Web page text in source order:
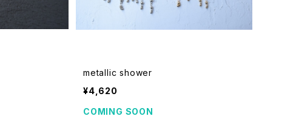
metallic shower
¥4,620
COMING SOON